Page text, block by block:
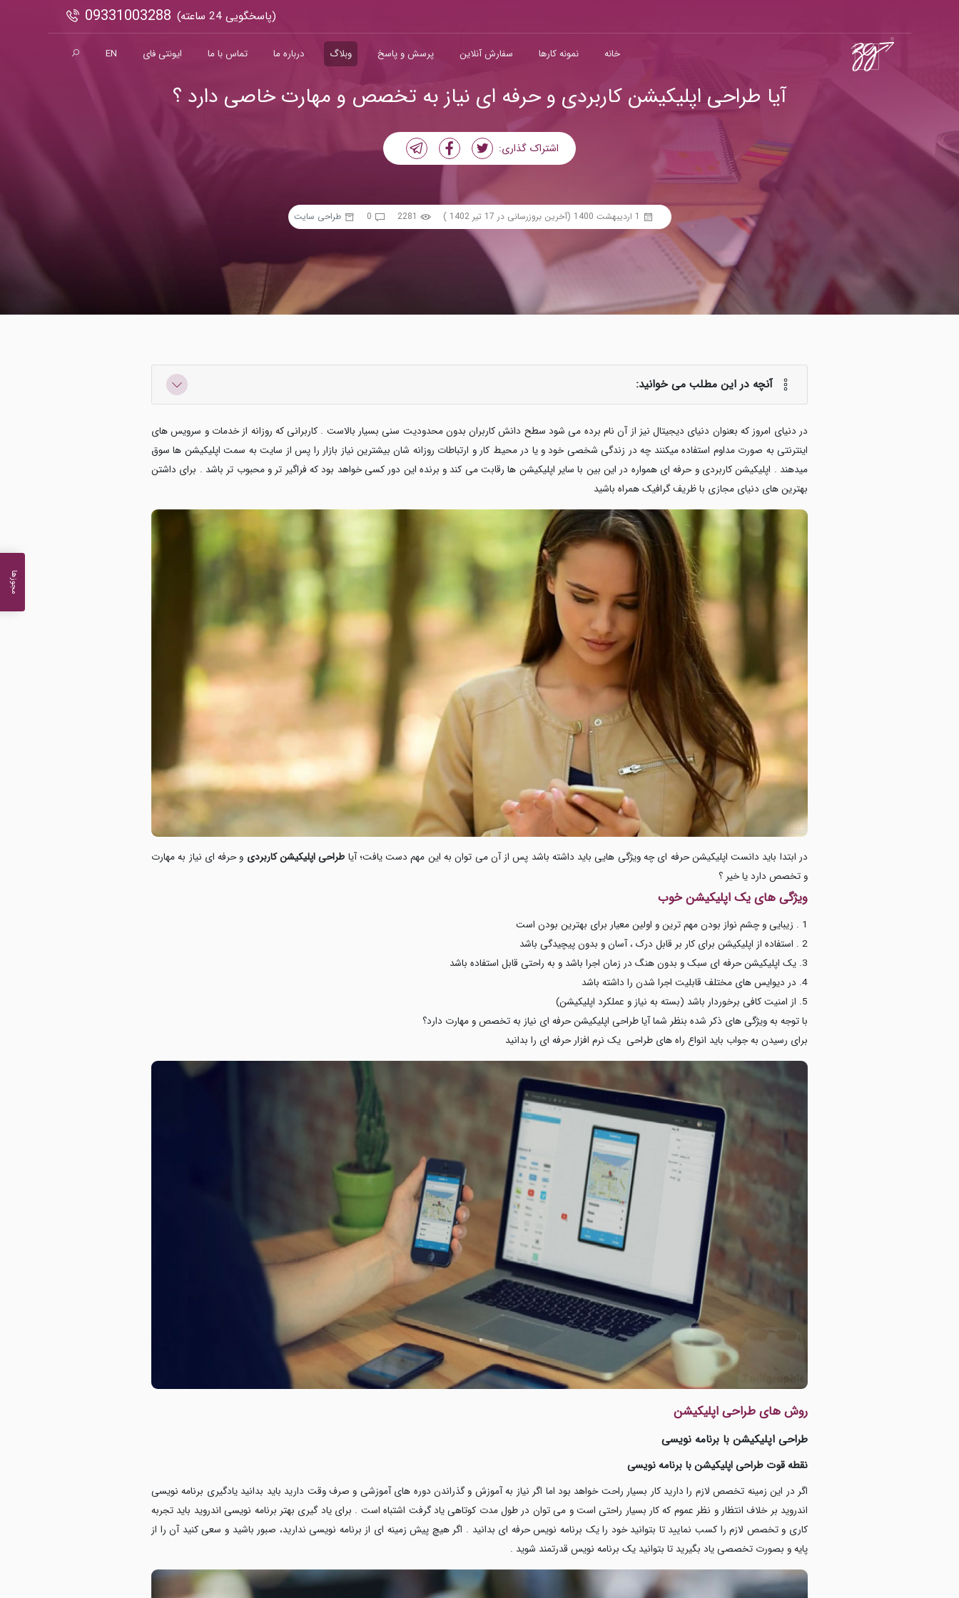
مجوزها
(پاسخگویی 24 ساعته) 09331003288
خانه نمونه کارها سفارش آنلاین پرسش و پاسخ وبلاگ درباره ما تماس با ما ایونتی فای EN
آیا طراحی اپلیکیشن کاربردی و حرفه ای نیاز به تخصص و مهارت خاصی دارد ؟
اشتراک گذاری:
1 اردیبهشت 1400 (آخرین بروزرسانی در 17 تیر 1402 ) 2281
0 طراحی سایت
آنچه در این مطلب می خوانید:
در دنیای امروز که بعنوان دنیای دیجیتال نیز از آن نام برده می شود سطح دانش کاربران بدون محدودیت سنی بسیار بالاست . کاربرانی که روزانه از خدمات و سرویس های
اینترنتی به صورت مداوم استفاده میکنند چه در زندگی شخصی خود و یا در محیط کار و ارتباطات روزانه شان بیشترین نیاز بازار را پس از سایت به سمت اپلیکیشن ها سوق
میدهند . اپلیکیشن کاربردی و حرفه ای همواره در این بین با سایر اپلیکیشن ها رقابت می کند و برنده این دور کسی خواهد بود که فراگیر تر و محبوب تر باشد . برای داشتن
بهترین های دنیای مجازی با ظریف گرافیکهمراه باشید
در ابتدا باید دانست اپلیکیشن حرفه ای چه ویژگی هایی باید داشته باشد پس از آن می توان به این مهم دست یافت؛ آیا طراحی اپلیکیشن کاربردی و حرفه ای نیاز به مهارت
و تخصص دارد یا خیر ؟
ویژگی های یک اپلیکیشن خوب
1 . زیبایی و چشم نواز بودن مهم ترین و اولین معیار برای بهترین بودن است
2 . استفاده از اپلیکیشن برای کار بر قابل درک ، آسان و بدون پیچیدگی باشد
3. یک اپلیکیشن حرفه ای سبک و بدون هنگ در زمان اجرا باشد و به راحتی قابل استفاده باشد
4. در دیوایس های مختلف قابلیت اجرا شدن را داشته باشد
5. از امنیت کافی برخوردار باشد (بسته به نیاز و عملکرد اپلیکیشن)
با توجه به ویژگی های ذکر شده بنظر شما آیا طراحی اپلیکیشن حرفه ای نیاز به تخصص و مهارت دارد؟
برای رسیدن به جواب باید انواع راه های طراحی یک نرم افزار حرفه ای را بدانید
روش های طراحی اپلیکیشن
طراحی اپلیکیشن با برنامه نویسی
نقطه قوت طراحی اپلیکیشن با برنامه نویسی
اگر در این زمینه تخصص لازم را دارید کار بسیار راحت خواهد بود اما اگر نیاز به آموزش و گذراندن دوره های آموزشی و صرف وقت دارید باید بدانید یادگیری برنامه نویسی
اندروید بر خلاف انتظار و نظر عموم که کار بسیار راحتی است و می توان در طول مدت کوتاهی یاد گرفت اشتباه است . برای یاد گیری بهتر برنامه نویسی اندروید باید تجربه
کاری و تخصص لازم را کسب نمایید تا بتوانید خود را یک برنامه نویس حرفه ای بدانید . اگر هیچ پیش زمینه ای از برنامه نویسی ندارید، صبور باشید و سعی کنید آن را از
پایه و بصورت تخصصی یاد بگیرید تا بتوانید یک برنامه نویس قدرتمند شوید .